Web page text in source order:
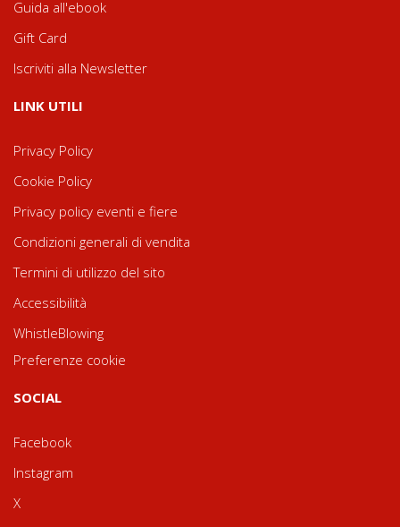
Guida all'ebook
Gift Card
Iscriviti alla Newsletter
LINK UTILI
Privacy Policy
Cookie Policy
Privacy policy eventi e fiere
Condizioni generali di vendita
Termini di utilizzo del sito
Accessibilità
WhistleBlowing
Preferenze cookie
SOCIAL
Facebook
Instagram
X